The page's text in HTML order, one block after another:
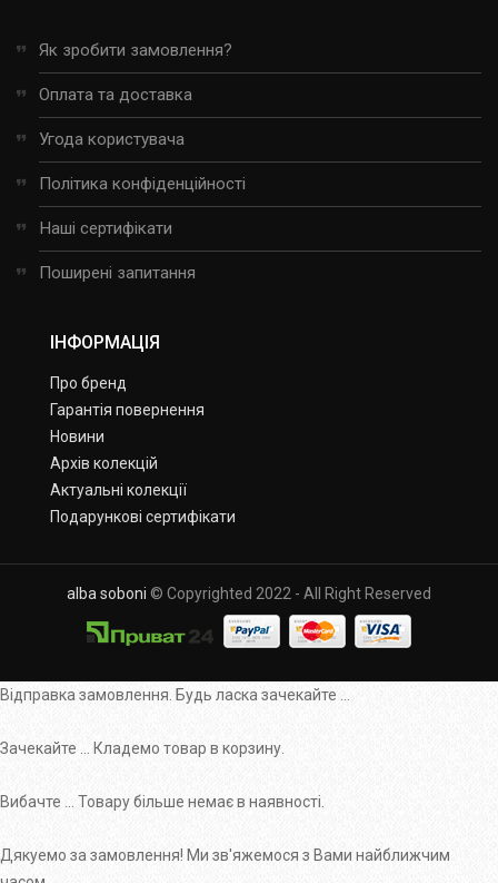
Як зробити замовлення?
Оплата та доставка
Угода користувача
Політика конфіденційності
Наші сертифікати
Поширені запитання
ІНФОРМАЦІЯ
Про бренд
Гарантія повернення
Новини
Архів колекцій
Актуальні колекції
Подарункові сертифікати
alba soboni © Copyrighted 2022 - All Right Reserved
Відправка замовлення. Будь ласка зачекайте ...
Зачекайте ... Кладемо товар в корзину.
Вибачте ... Товару більше немає в наявності.
Дякуемо за замовлення! Ми зв'яжемося з Вами найближчим